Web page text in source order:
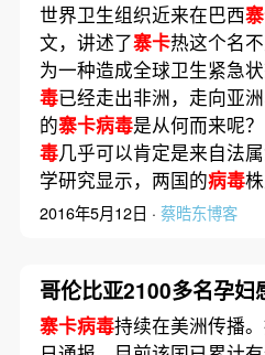
世界卫生组织近来在巴西
文，讲述了寨卡热这个名
为一种造成全球卫生紧急
毒已经走出非洲，走向亚
的寨卡病毒是从何而来呢
毒几乎可以肯定是来自法
学研究显示，两国的病毒
2016年5月12日 · 蔡晧东博客
哥伦比亚2100多名孕妇
寨卡病毒持续在美洲传播